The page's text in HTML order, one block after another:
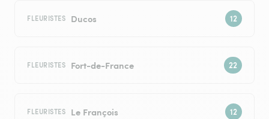
FLEURISTES Ducos
FLEURISTES Fort-de-France
FLEURISTES Le François